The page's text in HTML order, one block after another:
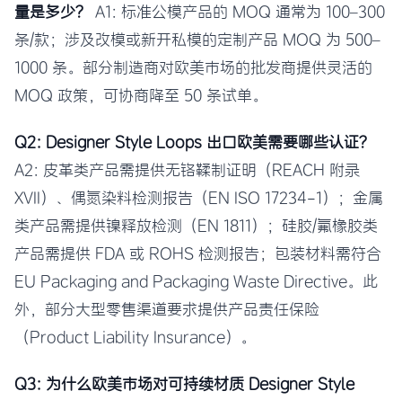
量是多少？ A1: 标准公模产品的 MOQ 通常为 100–300
条/款；涉及改模或新开私模的定制产品 MOQ 为 500–
1000 条。部分制造商对欧美市场的批发商提供灵活的
MOQ 政策，可协商降至 50 条试单。
Q2: Designer Style Loops 出口欧美需要哪些认证？
A2: 皮革类产品需提供无铬鞣制证明（REACH 附录
XVII）、偶氮染料检测报告（EN ISO 17234-1）；金属
类产品需提供镍释放检测（EN 1811）；硅胶/氟橡胶类
产品需提供 FDA 或 ROHS 检测报告；包装材料需符合
EU Packaging and Packaging Waste Directive。此
外，部分大型零售渠道要求提供产品责任保险
（Product Liability Insurance）。
Q3: 为什么欧美市场对可持续材质 Designer Style